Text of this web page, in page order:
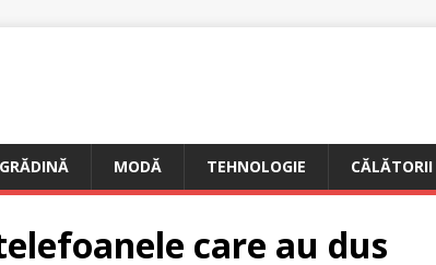
MODĂ TEHNOLOGIE CĂLĂTORII
care au dus